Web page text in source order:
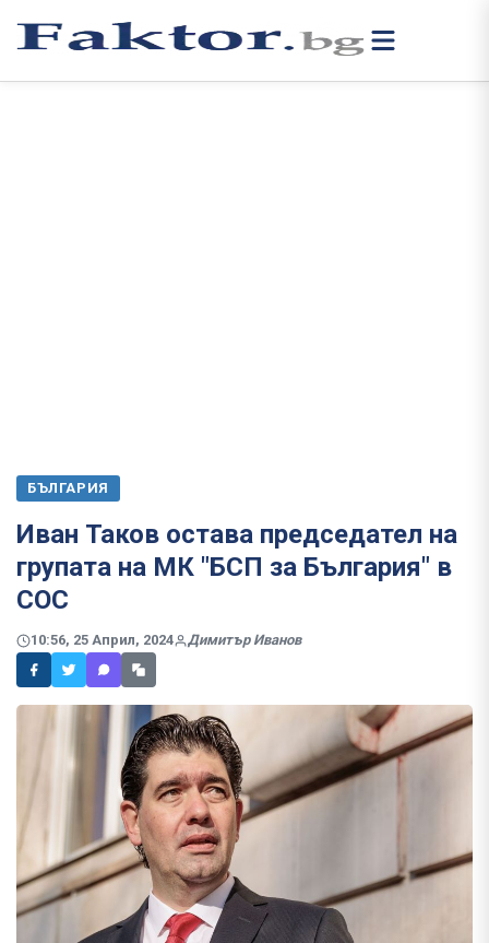
БЪЛГАРИЯ
Иван Таков остава председател на
групата на МК "БСП за България" в
СОС
10:56, 25 Април, 2024 Димитър Иванов